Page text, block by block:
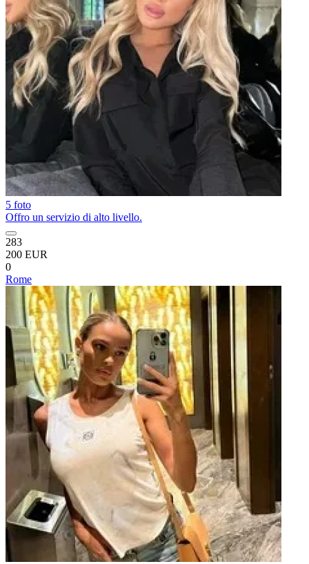
5 foto
Offro un servizio di alto livello.
283
200 EUR
0
Rome